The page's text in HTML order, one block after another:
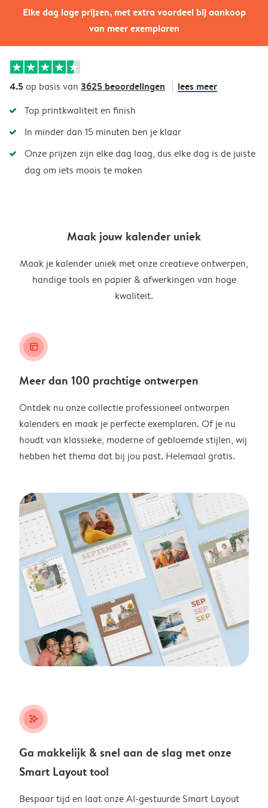
Elke dag lage prijzen, met extra voordeel bij aankoop
van meer exemplaren
4.5op basis van 3625 beoordelingen lees meer
Top printkwaliteit en finish
In minder dan 15 minuten ben je klaar
Onze prijzen zijn elke dag laag, dus elke dag is de juiste
dag om iets moois te maken
Maak jouw kalender uniek
Maak je kalender uniek met onze creatieve ontwerpen,
handige tools en papier & afwerkingen van hoge
kwaliteit.
layout_alt
Meer dan 100 prachtige ontwerpen
Ontdek nu onze collectie professioneel ontworpen
kalenders en maak je perfecte exemplaren. Of je nu
houdt van klassieke, moderne of gebloemde stijlen, wij
hebben het thema dat bij jou past. Helemaal gratis.
stars_plus
Ga makkelijk & snel aan de slag met onze
Smart Layout tool
Bespaar tijd en laat onze AI-gestuurde Smart Layout